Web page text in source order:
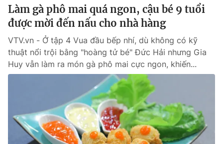
Làm gà phô mai quá ngon, cậu bé 9 tuổi
được mời đến nấu cho nhà hàng
VTV.vn - Ở tập 4 Vua đầu bếp nhí, dù không có kỹ
thuật nổi trội bằng "hoàng tử bé" Đức Hải nhưng Gia
Huy vẫn làm ra món gà phô mai cực ngon, khiến...